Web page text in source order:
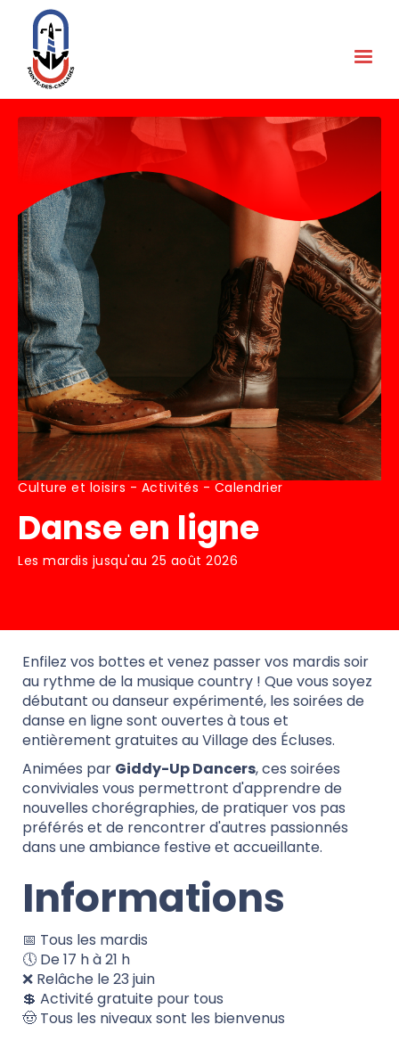
Culture et loisirs - Activités - Calendrier
Danse en ligne
Les mardis jusqu'au 25 août 2026
Enfilez vos bottes et venez passer vos mardis soir
au rythme de la musique country ! Que vous soyez
débutant ou danseur expérimenté, les soirées de
danse en ligne sont ouvertes à tous et
entièrement gratuites au Village des Écluses.
Animées par Giddy-Up Dancers, ces soirées
conviviales vous permettront d'apprendre de
nouvelles chorégraphies, de pratiquer vos pas
préférés et de rencontrer d'autres passionnés
dans une ambiance festive et accueillante.
Informations
📅 Tous les mardis
🕔 De 17 h à 21 h
❌ Relâche le 23 juin
💲 Activité gratuite pour tous
🤠 Tous les niveaux sont les bienvenus